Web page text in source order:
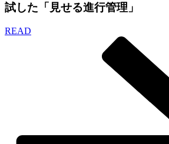
試した「見せる進行管理」
READ